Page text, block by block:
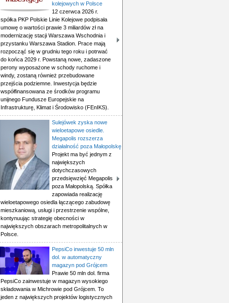
kolejowych w Polsce
12 czerwca 2026 r.
spółka PKP Polskie Linie Kolejowe podpisała
umowę o wartości prawie 3 miliardów zł na
modernizację stacji Warszawa Wschodnia i
przystanku Warszawa Stadion. Prace mają
rozpocząć się w grudniu tego roku i potrwać
do końca 2029 r. Powstaną nowe, zadaszone
perony wyposażone w schody ruchome i
windy, zostaną również przebudowane
przejścia podziemne. Inwestycja będzie
współfinansowana ze środków programu
unijnego Fundusze Europejskie na
Infrastrukturę, Klimat i Środowisko (FEnIKS).
Sulejówek zyska nowe
wieloetapowe osiedle.
Megapolis rozszerza
działalność poza Małopolskę
Projekt ma być jednym z
największych
dotychczasowych
przedsięwzięć Megapolis
poza Małopolską. Spółka
zapowiada realizację
wieloetapowego osiedla łączącego zabudowę
mieszkaniową, usługi i przestrzenie wspólne,
kontynuując strategię obecności w
największych obszarach metropolitalnych w
Polsce.
PepsiCo inwestuje 50 mln
dol. w automatyczny
magazyn pod Grójcem
Prawie 50 mln dol. firma
PepsiCo zainwestuje w magazyn wysokiego
składowania w Michrowie pod Grójcem. To
jeden z największych projektów logistycznych